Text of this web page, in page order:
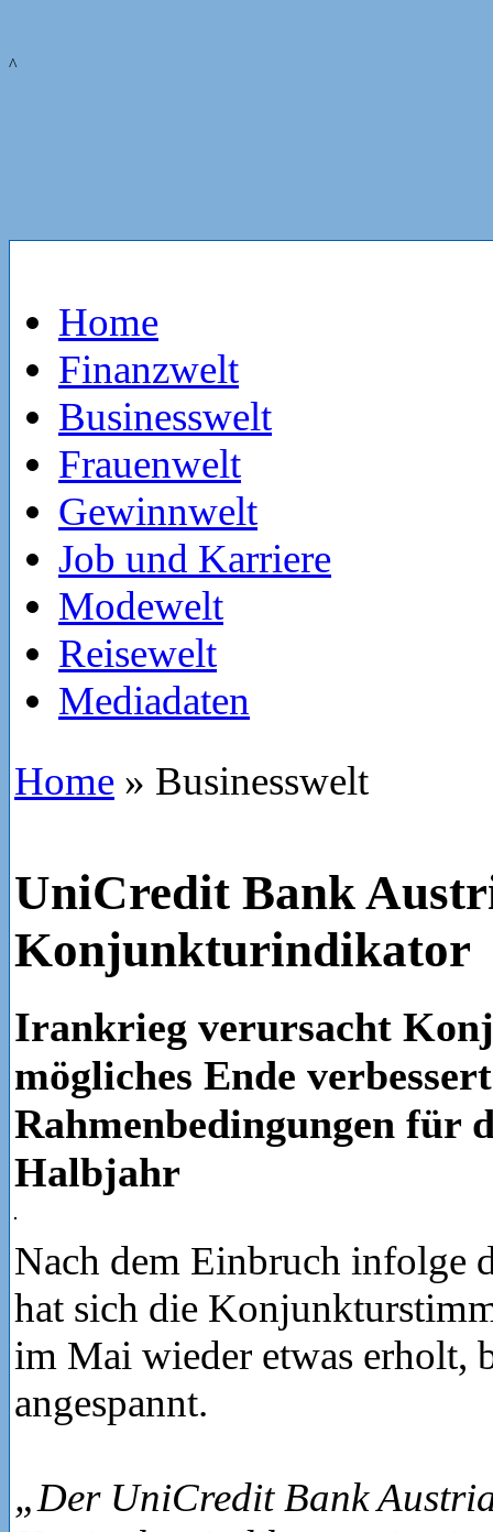
^
Home
Finanzwelt
Businesswelt
Frauenwelt
Gewinnwelt
Job und Karriere
Modewelt
Reisewelt
Mediadaten
Home » Businesswelt
UniCredit Bank
Konjunkturindikator
Irankrieg verursacht
mögliches Ende verbessert
Rahmenbedingungen für
Halbjahr
Nach dem Einbruch infolge
hat sich die
im Mai wieder etwas erholt,
angespannt.
„Der UniCredit Bank